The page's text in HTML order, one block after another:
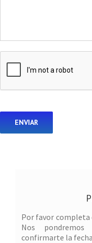
Por favor
Nos
confirmarte la